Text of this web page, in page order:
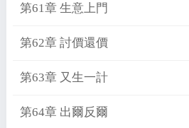
第61章 生意上門
第62章 討價還價
第63章 又生一計
第64章 出爾反爾